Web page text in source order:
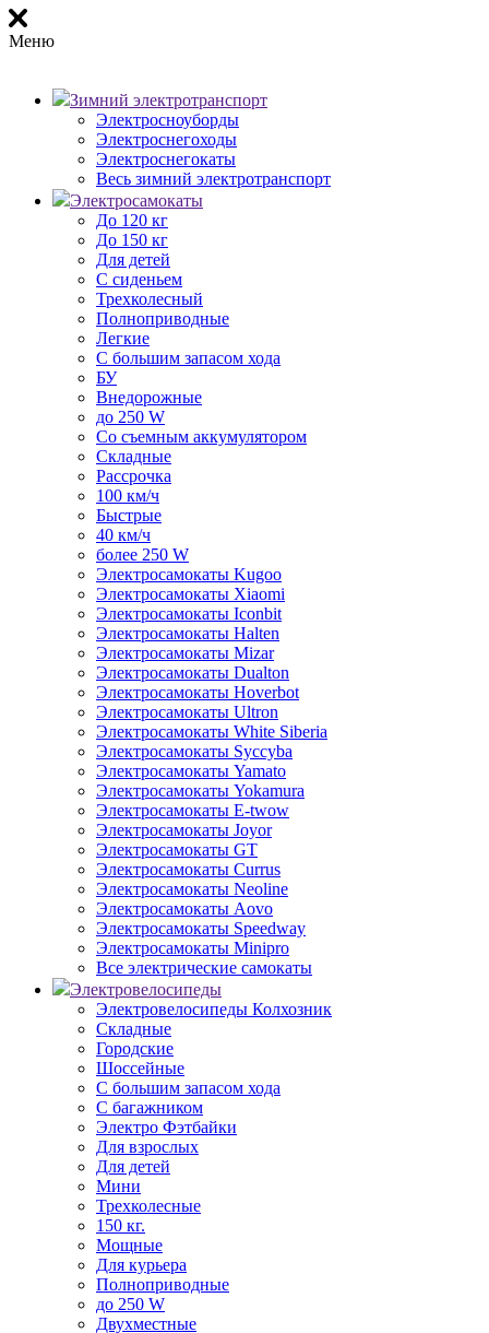
Меню
Зимний электротранспорт
Электросноуборды
Электроснегоходы
Электроснегокаты
Весь зимний электротранспорт
Электросамокаты
До 120 кг
До 150 кг
Для детей
С сиденьем
Трехколесный
Полноприводные
Легкие
С большим запасом хода
БУ
Внедорожные
до 250 W
Со съемным аккумулятором
Складные
Рассрочка
100 км/ч
Быстрые
40 км/ч
более 250 W
Электросамокаты Kugoo
Электросамокаты Xiaomi
Электросамокаты Iconbit
Электросамокаты Halten
Электросамокаты Mizar
Электросамокаты Dualton
Электросамокаты Hoverbot
Электросамокаты Ultron
Электросамокаты White Siberia
Электросамокаты Syccyba
Электросамокаты Yamato
Электросамокаты Yokamura
Электросамокаты E-twow
Электросамокаты Joyor
Электросамокаты GT
Электросамокаты Currus
Электросамокаты Neoline
Электросамокаты Aovo
Электросамокаты Speedway
Электросамокаты Minipro
Все электрические самокаты
Электровелосипеды
Электровелосипеды Колхозник
Складные
Городские
Шоссейные
С большим запасом хода
С багажником
Электро Фэтбайки
Для взрослых
Для детей
Мини
Трехколесные
150 кг.
Мощные
Для курьера
Полноприводные
до 250 W
Двухместные